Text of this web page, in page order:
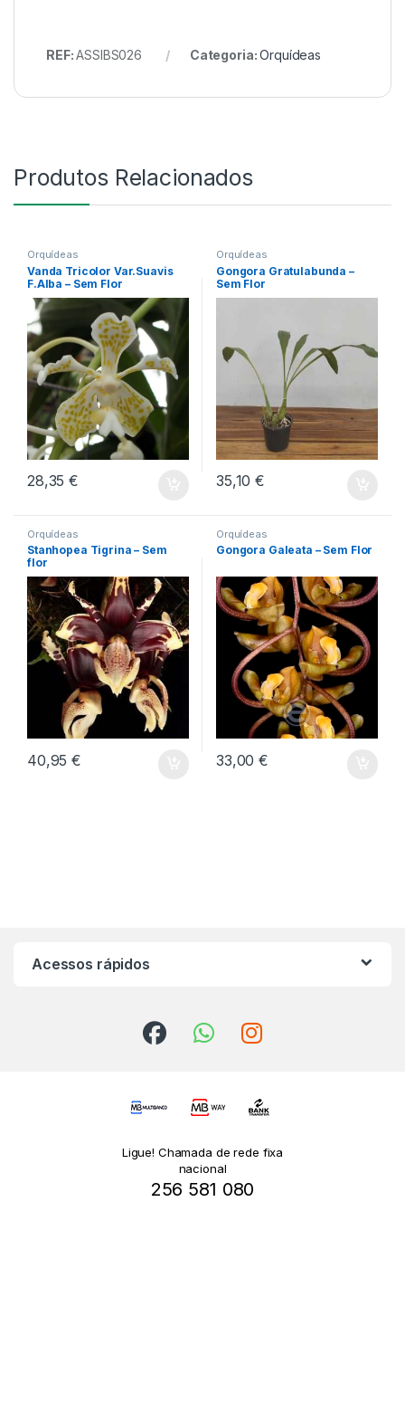
REF:ASSIBS026 Categoria:Orquídeas
Produtos Relacionados
Orquídeas
Vanda Tricolor Var.Suavis
F.Alba – Sem Flor
28,35€
Orquídeas
Gongora Gratulabunda –
Sem Flor
35,10€
Orquídeas
Stanhopea Tigrina – Sem
flor
40,95€
Orquídeas
Gongora Galeata – Sem Flor
33,00€
Acessos rápidos
Ligue! Chamada de rede fixa
nacional
256 581 080